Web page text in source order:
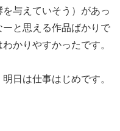
与えていそう）があっ
と思える作品ばかりで
かりやすかったです。
日は仕事はじめです。